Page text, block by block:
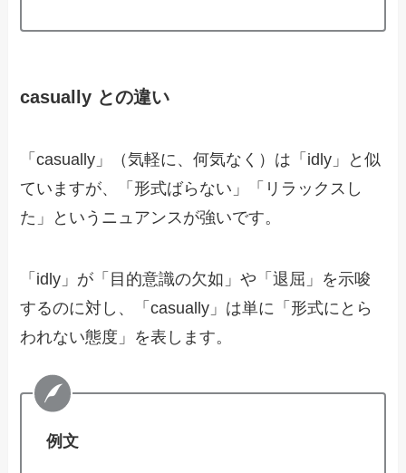
casually との違い
「casually」（気軽に、何気なく）は「idly」と似
ていますが、「形式ばらない」「リラックスし
た」というニュアンスが強いです。
「idly」が「目的意識の欠如」や「退屈」を示唆
するのに対し、「casually」は単に「形式にとら
われない態度」を表します。
例文